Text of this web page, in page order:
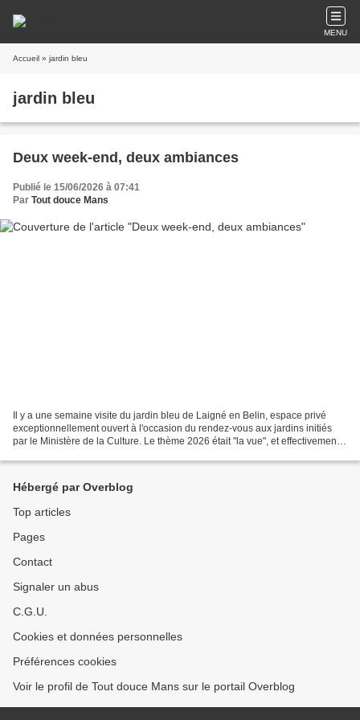
MENU
Accueil » jardin bleu
jardin bleu
Deux week-end, deux ambiances
Publié le 15/06/2026 à 07:41
Par Tout douce Mans
Il y a une semaine visite du jardin bleu de Laigné en Belin, espace privé
exceptionnellement ouvert à l'occasion du rendez-vous aux jardins initiés
par le Ministère de la Culture. Le thème 2026 était "la vue", et effectivement
Hébergé par Overblog
Top articles
Pages
Contact
Signaler un abus
C.G.U.
Cookies et données personnelles
Préférences cookies
Voir le profil de Tout douce Mans sur le portail Overblog